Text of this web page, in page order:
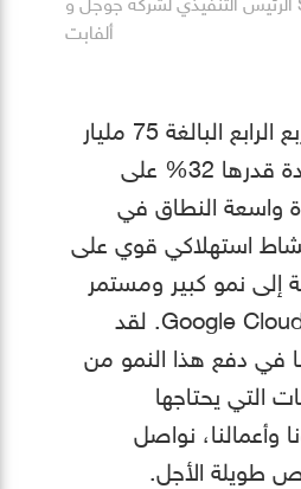
ألفابت
عكست عائدات الربع الرابع البالغة 75 مليار
دولار أمريكي، بزيادة قدرها 32% على
النطاق في
استهلاكي قوي على
إلى نمو كبير ومستمر
في الإيرادات من Google Cloud. لقد
في دفع هذا النمو من
التي يحتاجها
وأعمالنا، نواصل
طويلة الأجل.